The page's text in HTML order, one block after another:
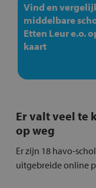
Vind en
middelbare
Etten Leur e.o.
kaart
Er valt veel te
op weg
Er zijn 18 havo-
uitgebreide online